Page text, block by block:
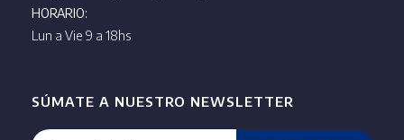
HORARIO:
Lun a Vie 9 a 18hs
SÚMATE A NUESTRO NEWSLETTER